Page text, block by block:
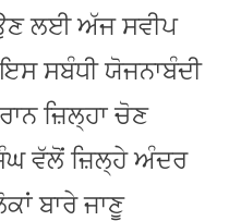
ਲਈ ਅੱਜ ਸਵੀਪ
ਸਬੰਧੀ ਯੋਜਨਾਬੰਦੀ
ਜ਼ਿਲ੍ਹਾ ਚੋਣ
ਵੱਲੋਂ ਜ਼ਿਲ੍ਹੇ ਅੰਦਰ
ਬਾਰੇ ਜਾਣੂ